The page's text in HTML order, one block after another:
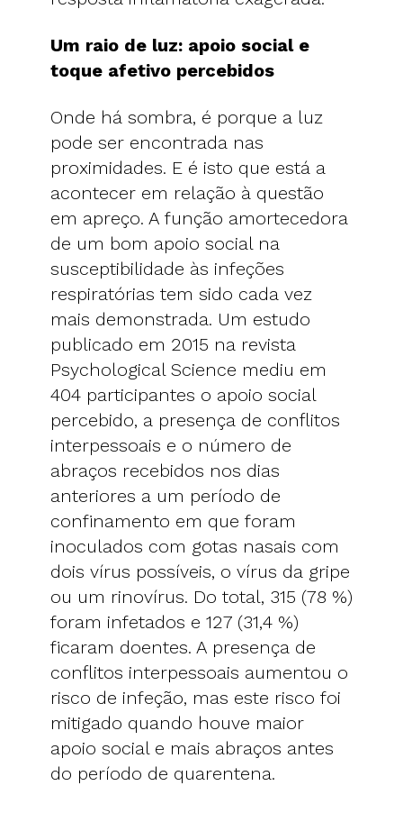
Um raio de luz: apoio social e
toque afetivo percebidos
Onde há sombra, é porque a luz
pode ser encontrada nas
proximidades. E é isto que está a
acontecer em relação à questão
em apreço. A função amortecedora
de um bom apoio social na
susceptibilidade às infeções
respiratórias tem sido cada vez
mais demonstrada. Um estudo
publicado em 2015 na revista
Psychological Science mediu em
404 participantes o apoio social
percebido, a presença de conflitos
interpessoais e o número de
abraços recebidos nos dias
anteriores a um período de
confinamento em que foram
inoculados com gotas nasais com
dois vírus possíveis, o vírus da gripe
ou um rinovírus. Do total, 315 (78 %)
foram infetados e 127 (31,4 %)
ficaram doentes. A presença de
conflitos interpessoais aumentou o
risco de infeção, mas este risco foi
mitigado quando houve maior
apoio social e mais abraços antes
do período de quarentena.